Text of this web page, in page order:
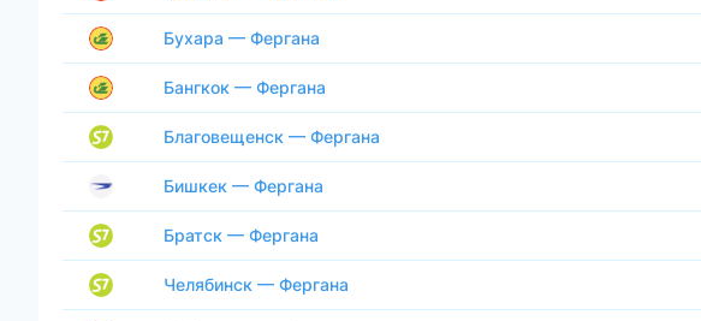
Бухара — Фергана
Бангкок — Фергана
Благовещенск — Фергана
Бишкек — Фергана
Братск — Фергана
Челябинск — Фергана